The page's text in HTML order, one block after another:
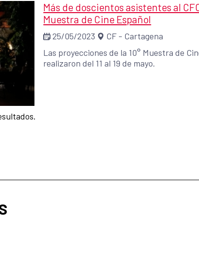
Más de doscientos asistentes al
Muestra de Cine Español
25/05/2023
CF - Cartagena
Las proyecciones de la 10° Muestra de
realizaron del 11 al 19 de mayo.